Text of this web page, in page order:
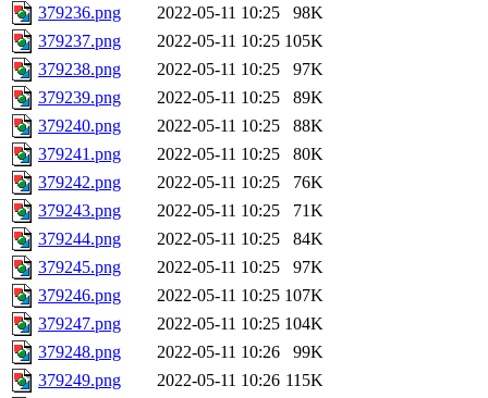
379236.png
2022-05-11 10:25
98K
379237.png
2022-05-11 10:25 105K
379238.png
2022-05-11 10:25
97K
379239.png
2022-05-11 10:25
89K
379240.png
2022-05-11 10:25
88K
379241.png
2022-05-11 10:25
80K
379242.png
2022-05-11 10:25
76K
379243.png
2022-05-11 10:25
71K
379244.png
2022-05-11 10:25
84K
379245.png
2022-05-11 10:25
97K
379246.png
2022-05-11 10:25 107K
379247.png
2022-05-11 10:25 104K
379248.png
2022-05-11 10:26
99K
379249.png
2022-05-11 10:26 115K